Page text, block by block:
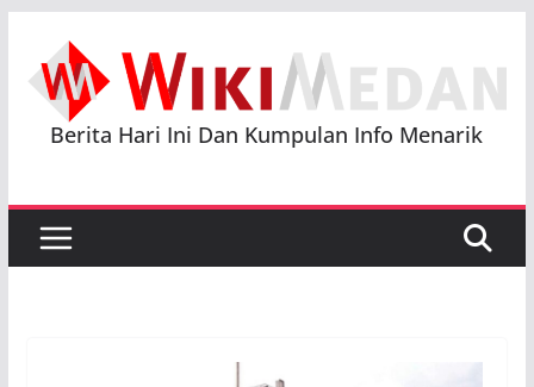
content
Berita Hari Ini Dan Kumpulan Info Menarik